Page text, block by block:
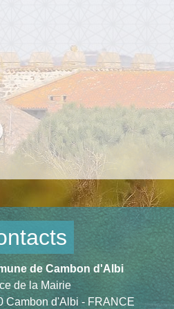
de Cambon d'Albi
de la Mairie
Cambon d'Albi - FRANCE